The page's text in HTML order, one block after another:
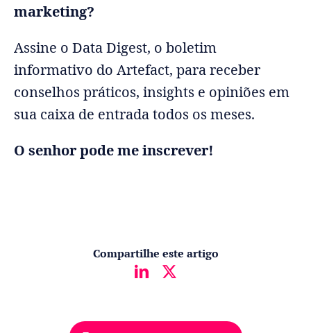
marketing?
Assine o Data Digest, o boletim
informativo do Artefact, para receber
conselhos práticos, insights e opiniões em
sua caixa de entrada todos os meses.
O senhor pode me inscrever!
Compartilhe este artigo